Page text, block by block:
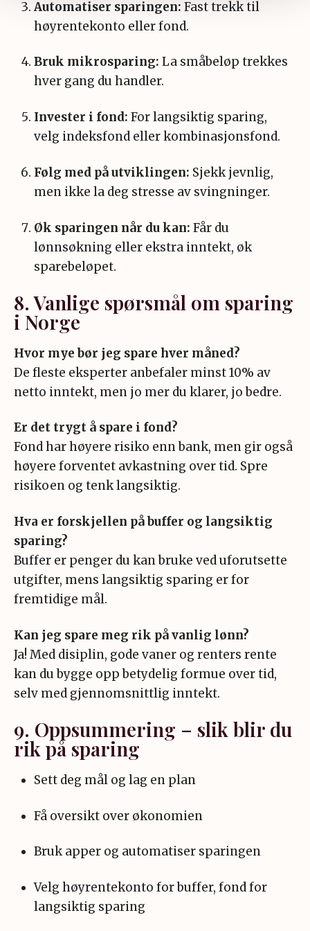
Automatiser sparingen: Fast trekk til
høyrentekonto eller fond.
Bruk mikrosparing: La småbeløp trekkes
hver gang du handler.
Invester i fond: For langsiktig sparing,
velg indeksfond eller kombinasjonsfond.
Følg med på utviklingen: Sjekk jevnlig,
men ikke la deg stresse av svingninger.
Øk sparingen når du kan: Får du
lønnsøkning eller ekstra inntekt, øk
sparebeløpet.
8. Vanlige spørsmål om sparing
i Norge
Hvor mye bør jeg spare hver måned?
De fleste eksperter anbefaler minst 10% av
netto inntekt, men jo mer du klarer, jo bedre.
Er det trygt å spare i fond?
Fond har høyere risiko enn bank, men gir også
høyere forventet avkastning over tid. Spre
risikoen og tenk langsiktig.
Hva er forskjellen på buffer og langsiktig
sparing?
Buffer er penger du kan bruke ved uforutsette
utgifter, mens langsiktig sparing er for
fremtidige mål.
Kan jeg spare meg rik på vanlig lønn?
Ja! Med disiplin, gode vaner og renters rente
kan du bygge opp betydelig formue over tid,
selv med gjennomsnittlig inntekt.
9. Oppsummering – slik blir du
rik på sparing
Sett deg mål og lag en plan
Få oversikt over økonomien
Bruk apper og automatiser sparingen
Velg høyrentekonto for buffer, fond for
langsiktig sparing